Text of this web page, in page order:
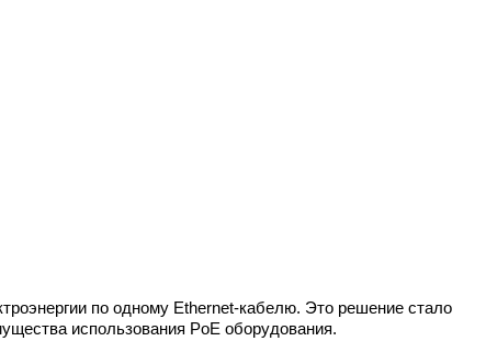
по одному Ethernet-кабелю. Это решение стало
использования PoE оборудования.